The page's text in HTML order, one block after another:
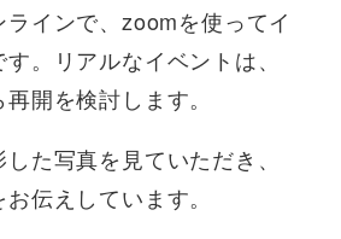
インで、zoomを使ってイ
。リアルなイベントは、
開を検討します。
た写真を見ていただき、
伝えしています。